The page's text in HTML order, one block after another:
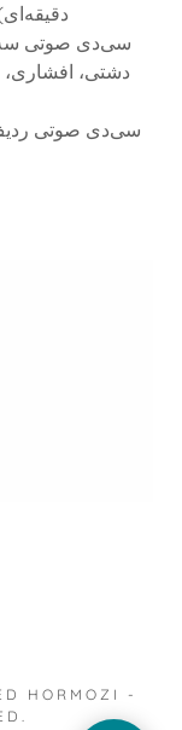
سی‌دی صوتی
دشتی،
سی‌دی صوتی
HORMOZI -